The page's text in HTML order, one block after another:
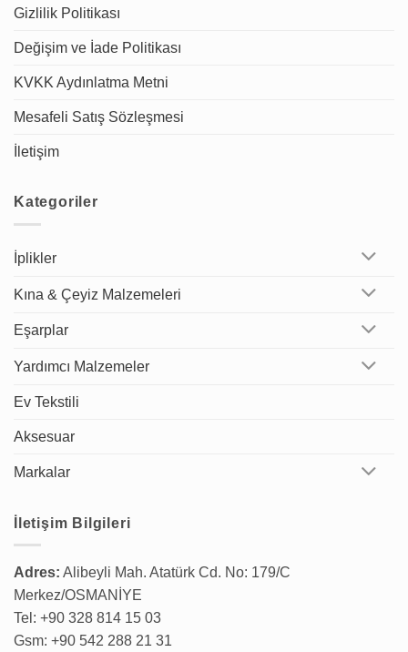
Gizlilik Politikası
Değişim ve İade Politikası
KVKK Aydınlatma Metni
Mesafeli Satış Sözleşmesi
İletişim
Kategoriler
İplikler
Kına & Çeyiz Malzemeleri
Eşarplar
Yardımcı Malzemeler
Ev Tekstili
Aksesuar
Markalar
İletişim Bilgileri
Adres: Alibeyli Mah. Atatürk Cd. No: 179/C
Merkez/OSMANİYE
Tel: +90 328 814 15 03
Gsm: +90 542 288 21 31